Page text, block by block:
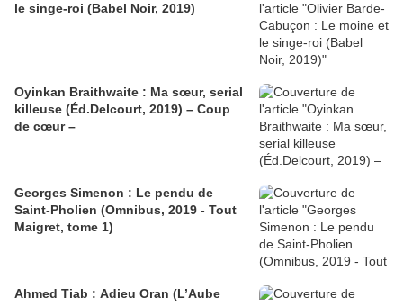
le singe-roi (Babel Noir, 2019)
Oyinkan Braithwaite : Ma sœur, serial
killeuse (Éd.Delcourt, 2019) – Coup
de cœur –
Georges Simenon : Le pendu de
Saint-Pholien (Omnibus, 2019 - Tout
Maigret, tome 1)
Ahmed Tiab : Adieu Oran (L’Aube